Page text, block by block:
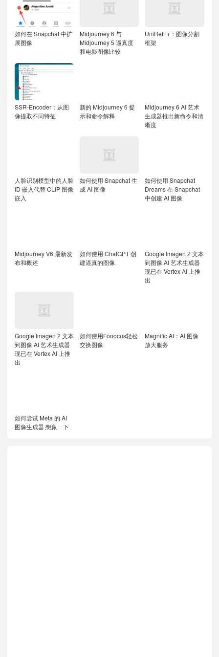
如何在 Snapchat 中扩
展图像
Midjourney 6 与
Midjourney 5 逼真度
和电影图像比较
UniRef++：图像分割
框架
SSR-Encoder：从图
像提取不同特征
新的 Midjourney 6 提
示和命令解释
Midjourney 6 AI 艺术
生成器推出新命令和清
晰度
人脸识别模型中的人脸
ID 嵌入代替 CLIP 图像
嵌入
如何使用 Snapchat 生
成 AI 图像
如何使用 Snapchat
Dreams 在 Snapchat
中创建 AI 图像
Midjourney V6 最新发
布和概述
如何使用 ChatGPT 创
建逼真的图像
Google Imagen 2 文本
到图像 AI 艺术生成器
现已在 Vertex AI 上推
出
Google Imagen 2 文本
到图像 AI 艺术生成器
现已在 Vertex AI 上推
出
如何使用Fooocus轻松
交换图像
Magnific AI：AI 图像
放大服务
如何尝试 Meta 的 AI
图像生成器 想象一下